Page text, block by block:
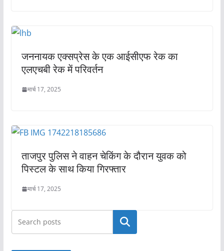
जननायक एक्सप्रेस के एक आईसीएफ रेक का
एलएचबी रेक में परिवर्तन
मार्च 17, 2025
ताजपुर पुलिस ने वाहन चेकिंग के दौरान युवक को
पिस्टल के साथ किया गिरफ्तार
मार्च 17, 2025
खोजें